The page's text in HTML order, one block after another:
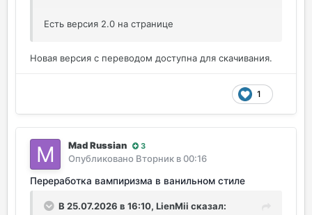
Есть версия 2.0 на странице
Новая версия с переводом доступна для скачивания.
1
Mad Russian 3
Опубликовано Вторник в 00:16
Переработка вампиризма в ванильном стиле
В 25.07.2026 в 16:10, LienMii сказал: